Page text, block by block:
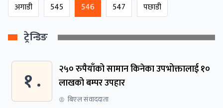
अगाडी 545 546 547 पछाडी
ट्रेन्डिङ
१ .
२५० रुपैयाँको सामान किनेका उपभोक्तालाई १०
लाखको बम्पर उपहार
बिएल संवाददाता